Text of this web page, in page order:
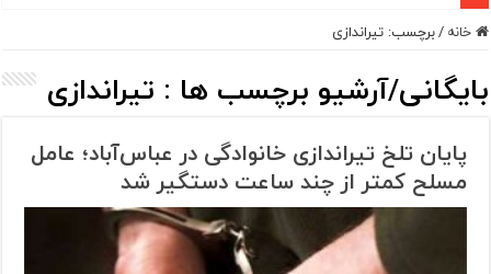
خانه/برچسب:تیراندازی
بایگانی/آرشیو برچسب ها : تیراندازی
پایان تلخ تیراندازی خانوادگی در عباس‌آباد؛ عامل
مسلح کمتر از چند ساعت دستگیر شد